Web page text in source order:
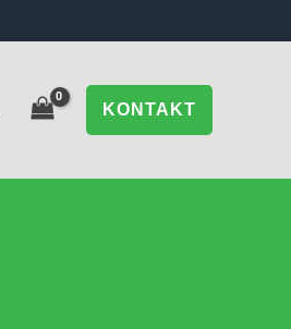
KONTAKT